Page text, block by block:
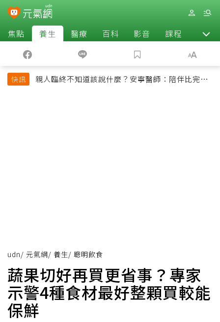
焦點 養生 醫療 百科 影音 課程 退休
快訊
親人臨終不知道該說什麼？安寧醫師：陪伴比完美
udn/ 元氣網/ 養生/ 聰明飲食
蔬果切好再買更省事？專家
示警4種食材最好整顆買較能
保鮮